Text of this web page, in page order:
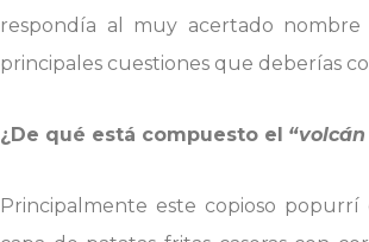
respondía al muy acertado nombre
principales cuestiones que deberías
¿De qué está compuesto el
Principalmente este copioso